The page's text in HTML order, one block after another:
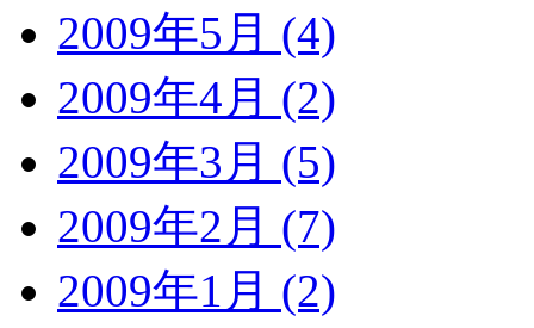
2009年5月 (4)
2009年4月 (2)
2009年3月 (5)
2009年2月 (7)
2009年1月 (2)